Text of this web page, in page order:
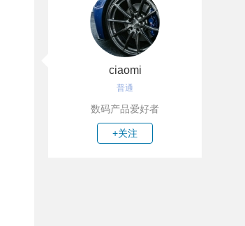
ciaomi
普通
数码产品爱好者
+关注